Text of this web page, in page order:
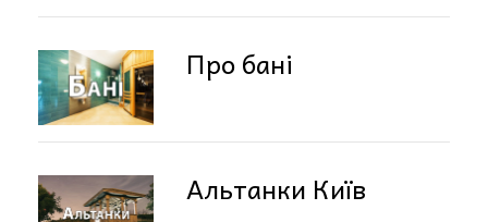
Про бані
Альтанки Київ